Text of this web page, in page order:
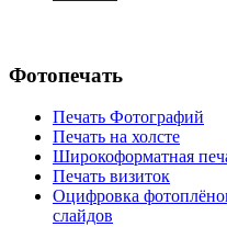
Фотопечать
Печать Фотографий
Печать на холсте
Широкоформатная
Печать визиток
Оцифровка
слайдов